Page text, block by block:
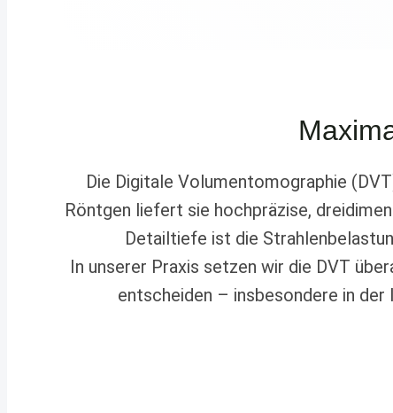
Die Digitale Volumentomographie
Röntgen liefert sie hochpräzise,
Detailtiefe ist die
In unserer Praxis setzen wir die DVT
entscheiden – insbesondere in